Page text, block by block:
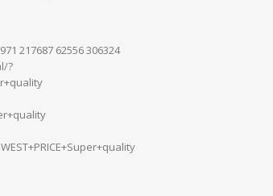
217687 62556 306324
?